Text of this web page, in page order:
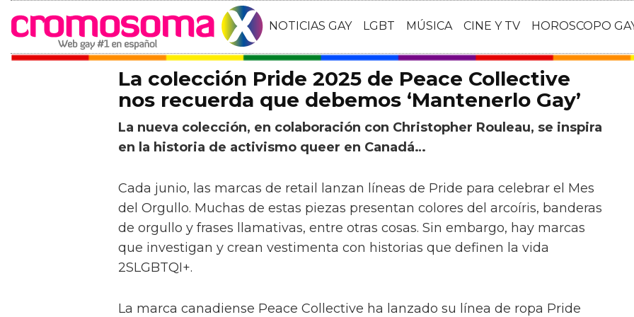
NOTICIAS GAY LGBT MÚSICA CINE Y TV HOROSCOPO
La colección Pride 2025 de Peace Collective
nos recuerda que debemos ‘Mantenerlo Gay’
La nueva colección, en colaboración con Christopher Rouleau, se inspira
en la historia de activismo queer en Canadá…
Cada junio, las marcas de retail lanzan líneas de Pride para celebrar el Mes
del Orgullo. Muchas de estas piezas presentan colores del arcoíris, banderas
de orgullo y frases llamativas, entre otras cosas. Sin embargo, hay marcas
que investigan y crean vestimenta con historias que definen la vida
2SLGBTQI+.
La marca canadiense Peace Collective ha lanzado su línea de ropa Pride